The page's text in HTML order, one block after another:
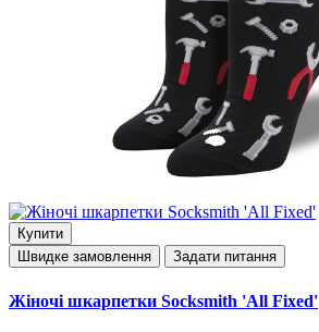
Купити
Швидке замовлення
Задати питання
Жіночі шкарпетки Socksmith 'All Fixed'